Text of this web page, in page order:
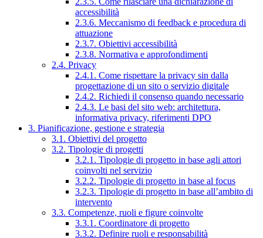
accessibilità
2.3.6. Meccanismo di feedback e procedura di
attuazione
2.3.7. Obiettivi accessibilità
2.3.8. Normativa e approfondimenti
2.4. Privacy
2.4.1. Come rispettare la privacy sin dalla
progettazione di un sito o servizio digitale
2.4.2. Richiedi il consenso quando necessario
2.4.3. Le basi del sito web: architettura,
informativa privacy, riferimenti DPO
3. Pianificazione, gestione e strategia
3.1. Obiettivi del progetto
3.2. Tipologie di progetti
3.2.1. Tipologie di progetto in base agli attori
coinvolti nel servizio
3.2.2. Tipologie di progetto in base al focus
3.2.3. Tipologie di progetto in base all’ambito di
intervento
3.3. Competenze, ruoli e figure coinvolte
3.3.1. Coordinatore di progetto
3.3.2. Definire ruoli e responsabilità